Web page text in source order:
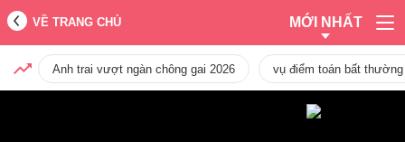
VỀ TRANG CHỦ MỚI NHẤT
Anh trai vượt ngàn chông gai 2026 vụ điểm toán bất